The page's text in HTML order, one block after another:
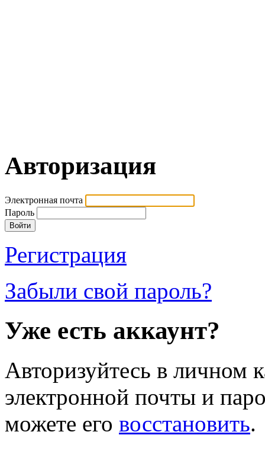
Авторизация
Электронная почта
Пароль
Регистрация
Забыли свой пароль?
Уже есть аккаунт?
Авторизуйтесь в личном
электронной почты и
можете его восстановить.